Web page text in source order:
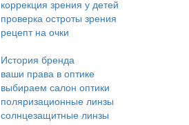
коррекция зрения у детей
проверка остроты зрения
рецепт на очки
История бренда
ваши права в оптике
выбираем салон оптики
поляризационные линзы
солнцезащитные линзы